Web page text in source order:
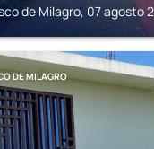
de Milagro, 07 agosto
DE MILAGRO